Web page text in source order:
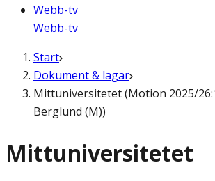
Webb-tv
Webb-tv
Start
Dokument & lagar
Mittuniversitetet (Motion 2025/
Berglund (M))
Mittuniversitetet